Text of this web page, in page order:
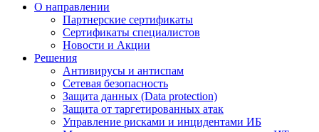
О направлении
Партнерские сертификаты
Сертификаты специалистов
Новости и Акции
Решения
Антивирусы и антиспам
Сетевая безопасность
Защита данных (Data protection)
Защита от таргетированных атак
Управление рисками и инцидентами ИБ